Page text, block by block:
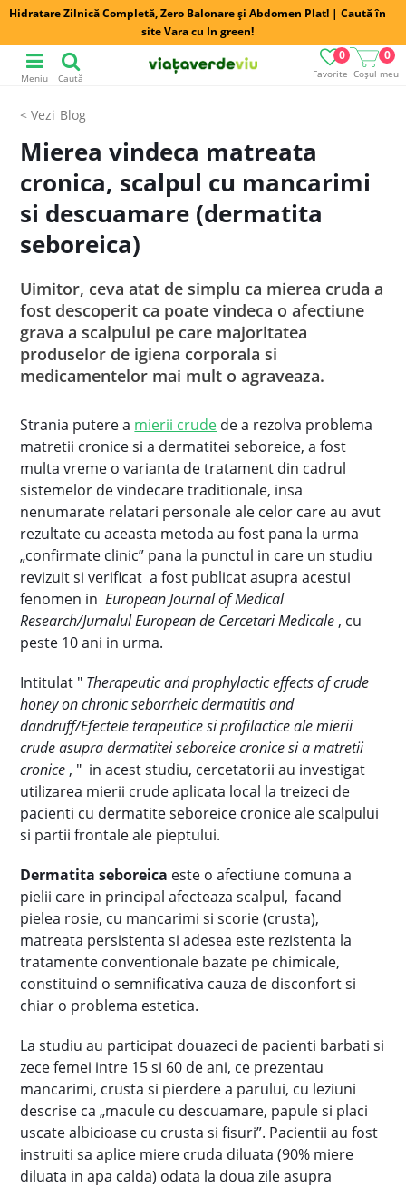
Hidratare Zilnică Completă, Zero Balonare și Abdomen Plat! | Caută în
site Vara cu In green!
Favorite
0
Coșul meu
0
Meniu Caută
Blog
Mierea vindeca matreata
cronica, scalpul cu mancarimi
si descuamare (dermatita
seboreica)
Uimitor, ceva atat de simplu ca mierea cruda a
fost descoperit ca poate vindeca o afectiune
grava a scalpului pe care majoritatea
produselor de igiena corporala si
medicamentelor mai mult o agraveaza.
Strania putere a mierii crude de a rezolva problema
matretii cronice si a dermatitei seboreice, a fost
multa vreme o varianta de tratament din cadrul
sistemelor de vindecare traditionale, insa
nenumarate relatari personale ale celor care au avut
rezultate cu aceasta metoda au fost pana la urma
„confirmate clinic” pana la punctul in care un studiu
revizuit si verificat a fost publicat asupra acestui
fenomen in European Journal of Medical
Research/Jurnalul European de Cercetari Medicale , cu
peste 10 ani in urma.
Intitulat " Therapeutic and prophylactic effects of crude
honey on chronic seborrheic dermatitis and
dandruff/Efectele terapeutice si profilactice ale mierii
crude asupra dermatitei seboreice cronice si a matretii
cronice , " in acest studiu, cercetatorii au investigat
utilizarea mierii crude aplicata local la treizeci de
pacienti cu dermatite seboreice cronice ale scalpului
si partii frontale ale pieptului.
Dermatita seboreica este o afectiune comuna a
pielii care in principal afecteaza scalpul, facand
pielea rosie, cu mancarimi si scorie (crusta),
matreata persistenta si adesea este rezistenta la
tratamente conventionale bazate pe chimicale,
constituind o semnificativa cauza de disconfort si
chiar o problema estetica.
La studiu au participat douazeci de pacienti barbati si
zece femei intre 15 si 60 de ani, ce prezentau
mancarimi, crusta si pierdere a parului, cu leziuni
descrise ca „macule cu descuamare, papule si placi
uscate albicioase cu crusta si fisuri”. Pacientii au fost
instruiti sa aplice miere cruda diluata (90% miere
diluata in apa calda) odata la doua zile asupra